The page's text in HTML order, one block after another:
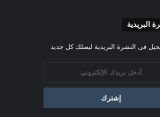
البريدية
فى النشرة البريدية ليصلك كل جديد